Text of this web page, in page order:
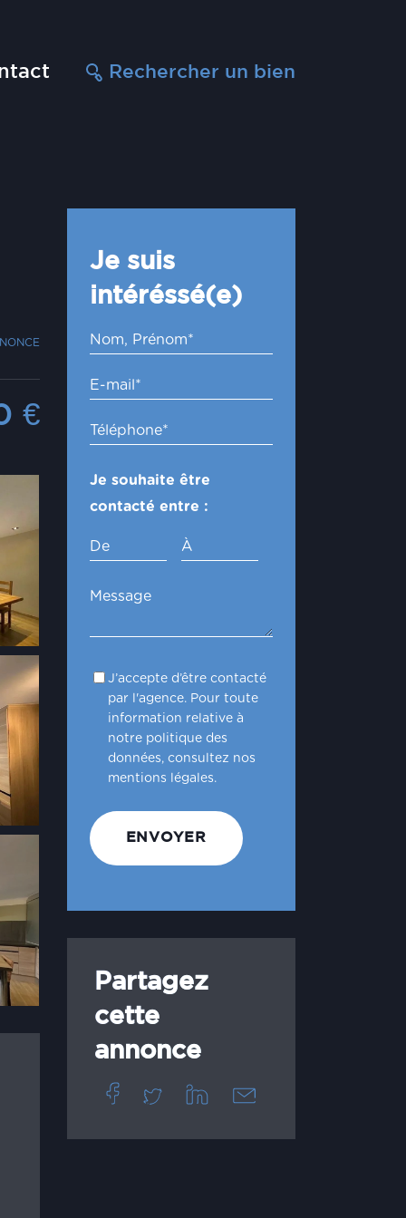
Rechercher un bien
€
Je suis
intéréssé(e)
Je souhaite être
contacté entre :
De À
J’accepte d’être contacté
par l'agence. Pour toute
information relative à
notre politique des
données, consultez nos
mentions légales.
Partagez
cette
annonce